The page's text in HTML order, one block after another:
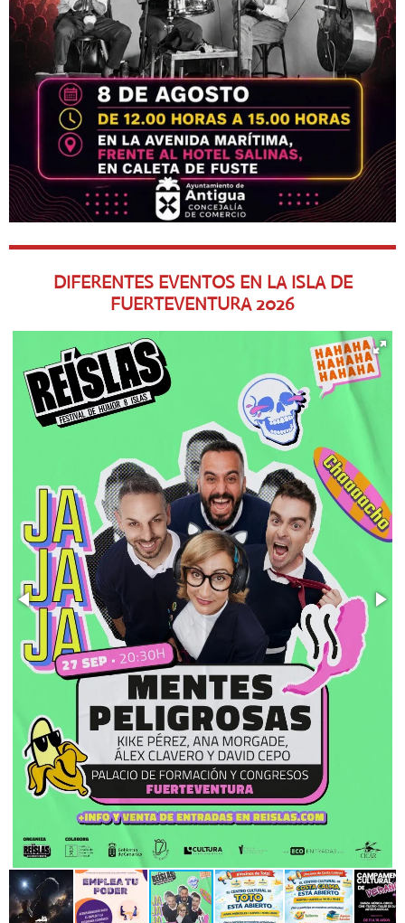
DIFERENTES EVENTOS EN LA ISLA DE
FUERTEVENTURA2026